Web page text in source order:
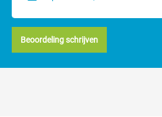
GT804 2 accu`s
Motor: max. 2750 toeren per minuut
Beoordeling schrijven